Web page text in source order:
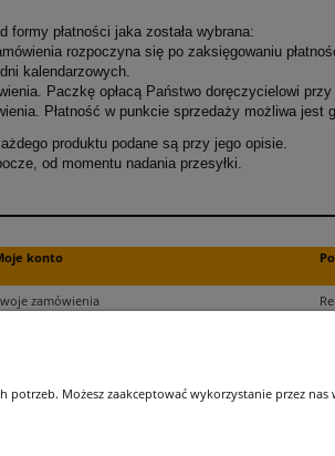
formy płatności jaka została wybrana:
rozpoczyna się po zaksięgowaniu
kalendarzowych.
Paczkę opłacą Państwo doręczycielowi
Płatność w punkcie sprzedaży możliwa jest
produktu podane są przy jego opisie.
od momentu nadania przesyłki.
konto
zamówienia
Możesz zaakceptować wykorzystanie przez